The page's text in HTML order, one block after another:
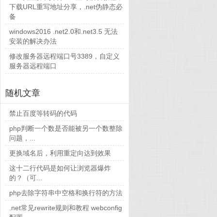
1.0\SERVER]
1.1]
1.1\CLIENT]
1.1\SERVER]
1.2]
1.2\CLIENT]
1.2\SERVER]
下载URL重写地址分享，.net伪静态必
备
windows2016 .net2.0和.net3.5 无法
安装的解决办法
修改服务器远程端口号3389，自定义
服务器远程端口
随机文章
禁止百度等转码的代码
php判断一个数是否能被另一个数整除
问题，...
更换域名后，利用重定向达到效果
这十二行代码是如何让浏览器爆炸
的？（可...
php去除字符串中空格和换行符的方法
.net常见rewrite规则和教程 webconfig